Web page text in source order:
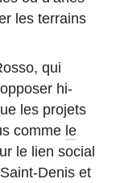
les terrains
qui
hi-
les projets
comme le
le lien social
Denis et